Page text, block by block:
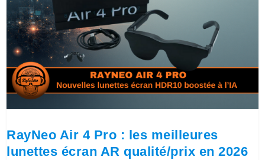
RayNeo Air 4 Pro : les meilleures
lunettes écran AR qualité/prix en 2026